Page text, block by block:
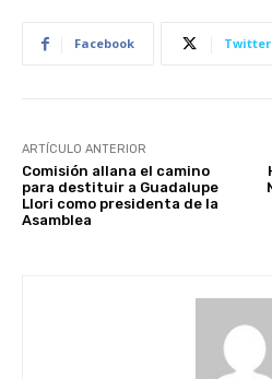
Facebook Twitter
ARTÍCULO ANTERIOR
Comisión allana el camino
para destituir a Guadalupe
Llori como presidenta de la
Asamblea